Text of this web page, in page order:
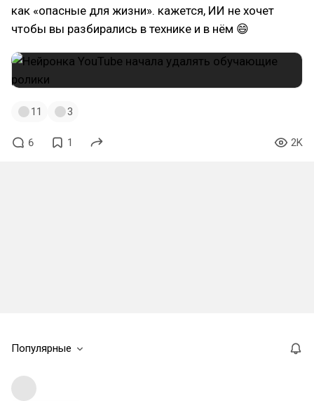
как «опасные для жизни». кажется, ИИ не хочет
чтобы вы разбирались в технике и в нём 😄
11 3
6 1 2K
Популярные